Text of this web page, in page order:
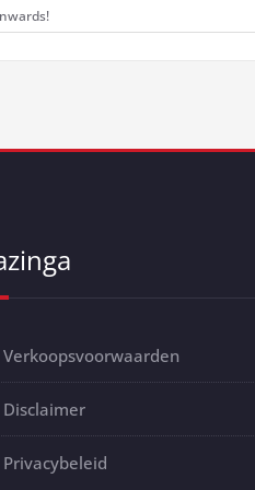
Verkoopsvoorwaarden
Disclaimer
Privacybeleid